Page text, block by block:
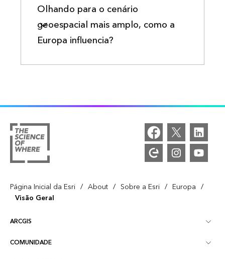
Olhando para o cenário
geoespacial mais amplo, como a
Europa influencia?
Página Inicial da Esri / About / Sobre a Esri / Europa /
Visão Geral
ARCGIS
Visão Geral do ArcGIS
COMUNIDADE